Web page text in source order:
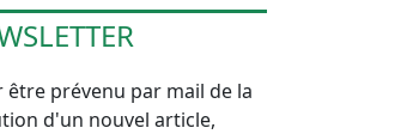
être prévenu par mail de la
d'un nouvel article,